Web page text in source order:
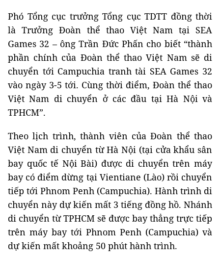
Phó Tổng cục trưởng Tổng cục TDTT đồng thời
là Trưởng Đoàn thể thao Việt Nam tại SEA
Games 32 – ông Trần Đức Phấn cho biết “thành
phần chính của Đoàn thể thao Việt Nam sẽ di
chuyển tới Campuchia tranh tài SEA Games 32
vào ngày 3-5 tới. Cùng thời điểm, Đoàn thể thao
Việt Nam di chuyển ở các đầu tại Hà Nội và
TPHCM”.
Theo lịch trình, thành viên của Đoàn thể thao
Việt Nam di chuyển từ Hà Nội (tại cửa khẩu sân
bay quốc tế Nội Bài) được di chuyển trên máy
bay có điểm dừng tại Vientiane (Lào) rồi chuyển
tiếp tới Phnom Penh (Campuchia). Hành trình di
chuyển này dự kiến mất 3 tiếng đồng hồ. Nhánh
di chuyển từ TPHCM sẽ được bay thẳng trực tiếp
trên máy bay tới Phnom Penh (Campuchia) và
dự kiến mất khoảng 50 phút hành trình.